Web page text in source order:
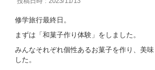
修学旅行最終日。
まずは「和菓子作り体験」をしました。
みんなそれぞれ個性あるお菓子を作り、美
した。